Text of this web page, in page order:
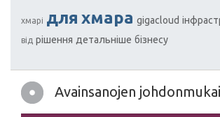
хмарі для хмара gigacloud
від рішення детальніше бізнесу
Avainsanojen